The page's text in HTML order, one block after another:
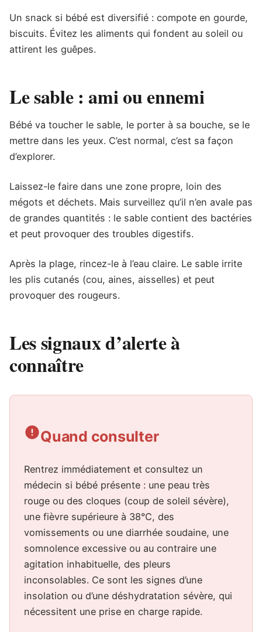
Un snack si bébé est diversifié : compote en gourde,
biscuits. Évitez les aliments qui fondent au soleil ou
attirent les guêpes.
Le sable : ami ou ennemi
Bébé va toucher le sable, le porter à sa bouche, se le
mettre dans les yeux. C’est normal, c’est sa façon
d’explorer.
Laissez-le faire dans une zone propre, loin des
mégots et déchets. Mais surveillez qu’il n’en avale pas
de grandes quantités : le sable contient des bactéries
et peut provoquer des troubles digestifs.
Après la plage, rincez-le à l’eau claire. Le sable irrite
les plis cutanés (cou, aines, aisselles) et peut
provoquer des rougeurs.
Les signaux d’alerte à
connaître
Quand consulter
Rentrez immédiatement et consultez un
médecin si bébé présente : une peau très
rouge ou des cloques (coup de soleil sévère),
une fièvre supérieure à 38°C, des
vomissements ou une diarrhée soudaine, une
somnolence excessive ou au contraire une
agitation inhabituelle, des pleurs
inconsolables. Ce sont les signes d’une
insolation ou d’une déshydratation sévère, qui
nécessitent une prise en charge rapide.